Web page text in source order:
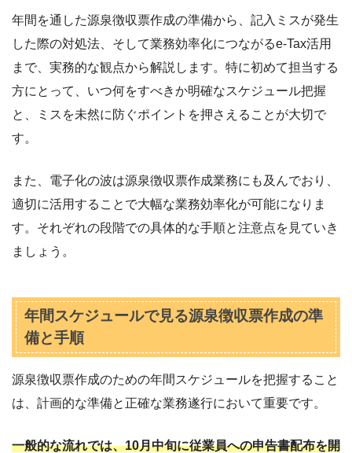
年間を通した源泉徴収票作成の準備から、記入ミスが発生
した際の対処法、そして業務効率化につながるe-Tax活用
まで、実務的な観点から解説します。特に初めて担当する
方にとって、いつ何をすべきか明確なスケジュール把握
と、ミスを未然に防ぐポイントを押さえることが大切で
す。
また、電子化の波は源泉徴収票作成業務にも及んでおり、
適切に活用することで大幅な業務効率化が可能になりま
す。それぞれの段階での具体的な手順と注意点を見ていき
ましょう。
年間スケジュールで見る源泉徴収票作成の準
備と手順
源泉徴収票作成のための年間スケジュールを把握すること
は、計画的な準備と正確な業務遂行において重要です。
一般的な流れでは、10月中旬に従業員への申告書配布を開